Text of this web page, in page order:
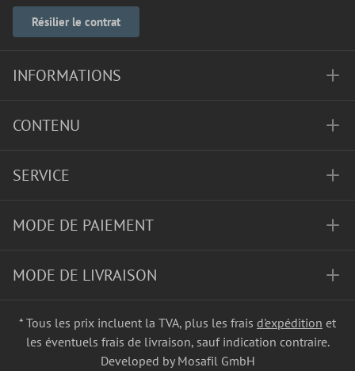
Résilier le contrat
INFORMATIONS
CONTENU
SERVICE
MODE DE PAIEMENT
MODE DE LIVRAISON
* Tous les prix incluent la TVA, plus les frais d'expédition et
les éventuels frais de livraison, sauf indication contraire.
Developed by Mosafil GmbH